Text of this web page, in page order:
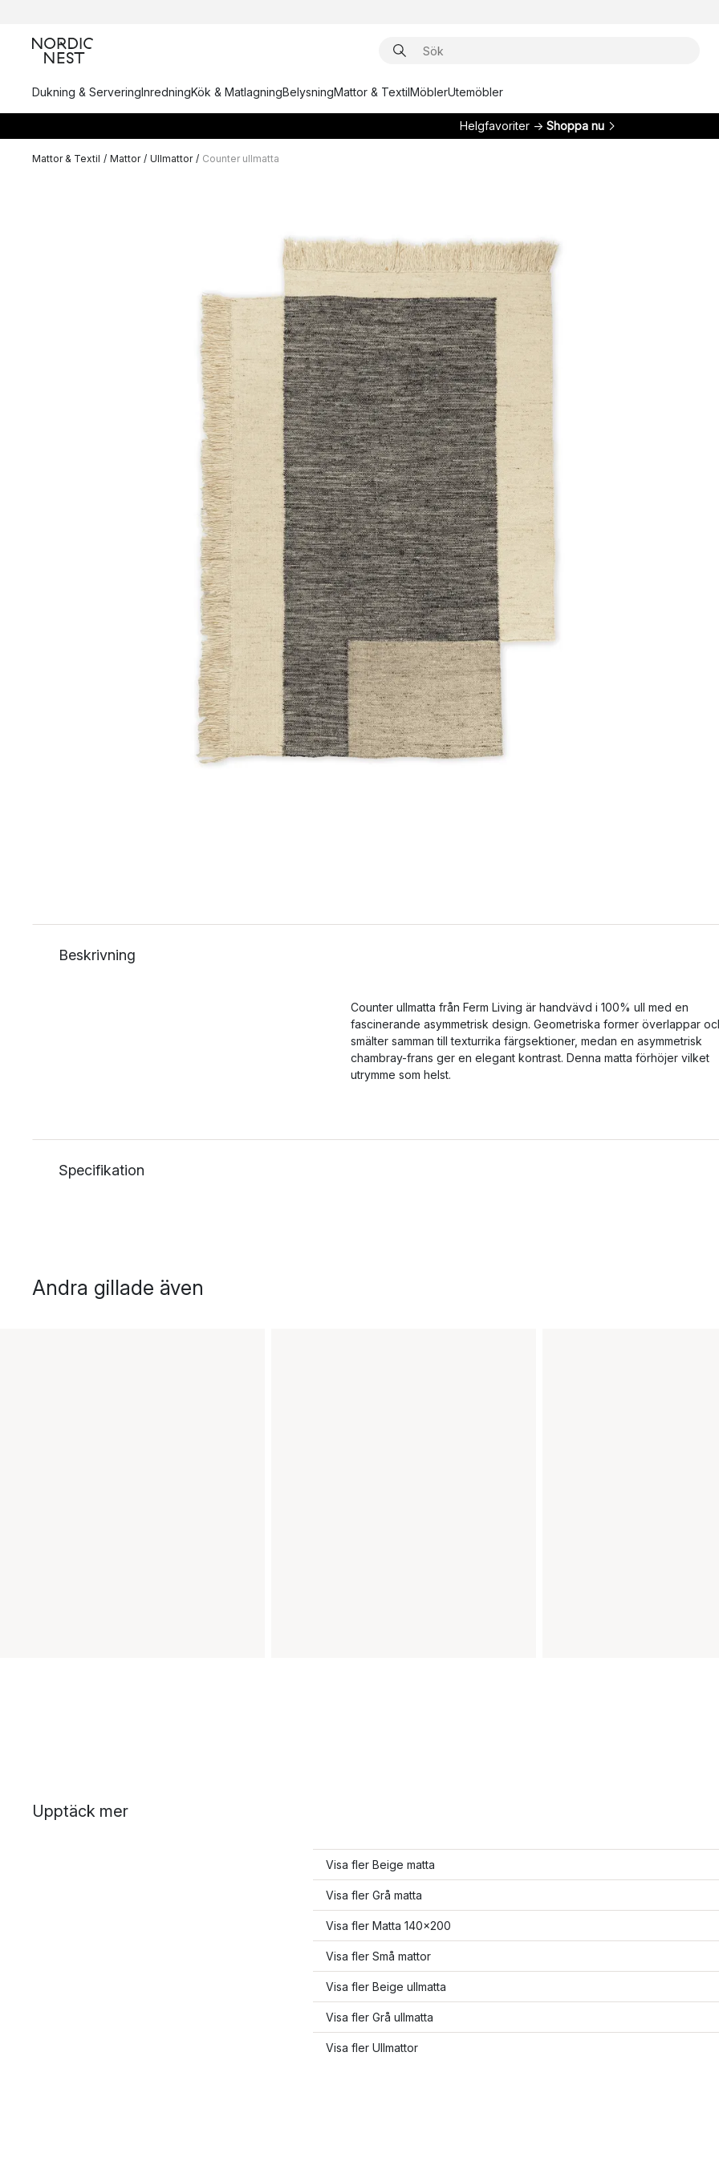
Dukning & ServeringInredningKök & MatlagningBelysningMattor & TextilMöblerUtemöbler
Helgfavoriter → Shoppa nu
Mattor & Textil / Mattor / Ullmattor / Counter ullmatta
Beskrivning
Counter ullmatta från Ferm Living är handvävd i 100% ull med en
fascinerande asymmetrisk design. Geometriska former överlappar
smälter samman till texturrika färgsektioner, medan en asymmetrisk
chambray-frans ger en elegant kontrast. Denna matta förhöjer vilket
utrymme som helst.
Specifikation
Andra gillade även
Upptäck mer
Visa fler Beige matta
Visa fler Grå matta
Visa fler Matta 140x200
Visa fler Små mattor
Visa fler Beige ullmatta
Visa fler Grå ullmatta
Visa fler Ullmattor